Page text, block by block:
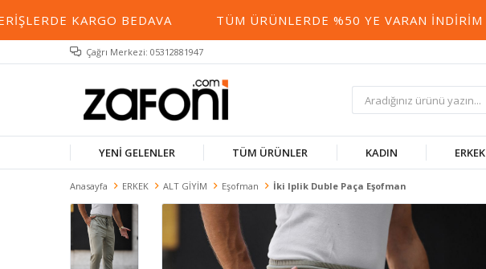
KARGO BEDAVA TÜM ÜRÜNLERDE %50 YE VARAN İNDIRIM
Çağrı Merkezi: 05312881947
YENİ GELENLER TÜM ÜRÜNLER KADIN ERKEK
Anasayfa ERKEK ALT GİYİM Eşofman İki Iplik Duble Paça Eşofman